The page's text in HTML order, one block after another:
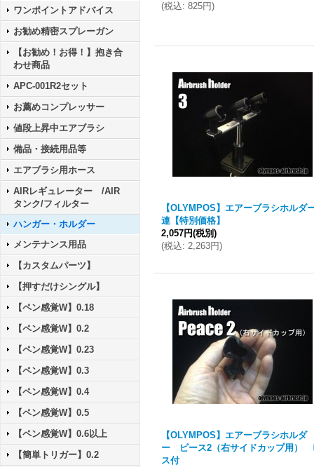
ワンポイントアドバイス
お勧め精密スプレーガン
【お勧め！お得！】抱き合
わせ商品
APC-001R2セット
お薦めコンプレッサー
値段上昇中エアブラシ
備品・接続用品等
エアブラシ用ホース
AIRレギュレーター /AIR
タンク/フィルター
ハンガー・ホルダー
メンテナンス用品
【カスタムパーツ】
【押すだけシングル】
【ペン感覚W】0.18
【ペン感覚W】0.2
【ペン感覚W】0.23
【ペン感覚W】0.3
【ペン感覚W】0.4
【ペン感覚W】0.5
【ペン感覚W】0.6以上
【簡単トリガー】0.2
(税込: 825円)
【OLYMPOS】エアーブラシホルダ
連【特別価格】
2,057円(税別)
(税込: 2,263円)
【OLYMPOS】エアーブラシホルダ
ー ピース2（右サイドカップ用）
ス付